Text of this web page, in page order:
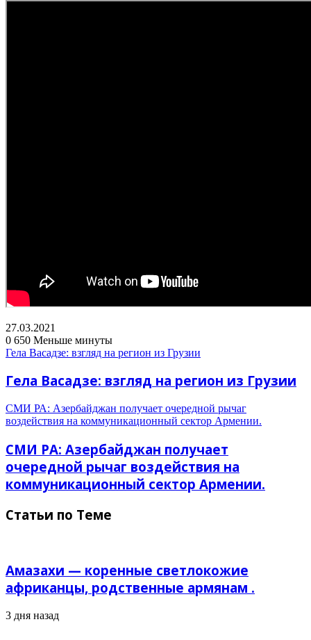
27.03.2021
0 650 Меньше минуты
Гела Васадзе: взгляд на регион из Грузии
Гела Васадзе: взгляд на регион из Грузии
СМИ РА: Азербайджан получает очередной рычаг
воздействия на коммуникационный сектор Армении.
СМИ РА: Азербайджан получает
очередной рычаг воздействия на
коммуникационный сектор Армении.
Статьи по Теме
Амазахи — коренные светлокожие
африканцы, родственные армянам .
3 дня назад